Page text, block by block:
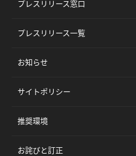
プレスリリース窓口
プレスリリース一覧
お知らせ
サイトポリシー
推奨環境
お詫びと訂正